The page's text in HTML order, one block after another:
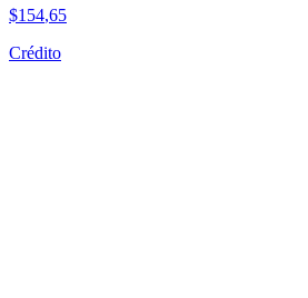
$154,65
Crédito